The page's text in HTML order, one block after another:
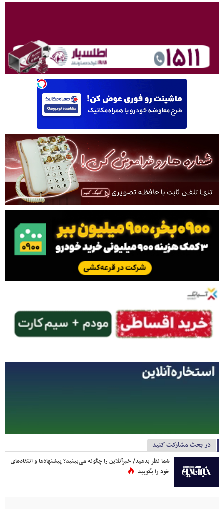
در بحث مشارکت کنید
شما نظر بدهید/ خبرآنلاین را چگونه می‌بینید؟ پیشنهادها و انتقادهای
خود را بگویید